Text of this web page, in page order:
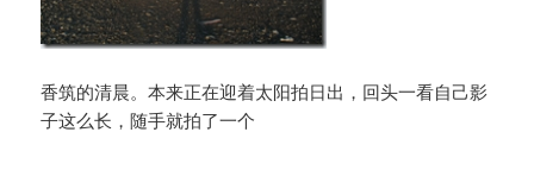
香筑的清晨。本来正在迎着太阳拍日出，回头一看自己影
子这么长，随手就拍了一个